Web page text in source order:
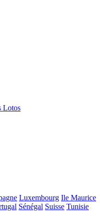
Lotos
Luxembourg Ile Maurice
Sénégal Suisse Tunisie